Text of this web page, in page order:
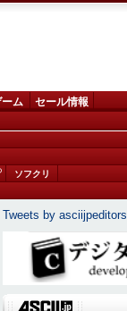
ム セール情報
ソフクリ
Tweets by asciijpeditors